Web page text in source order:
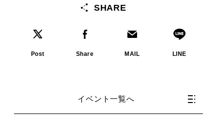
SHARE
Post Share MAIL LINE
イベント一覧へ